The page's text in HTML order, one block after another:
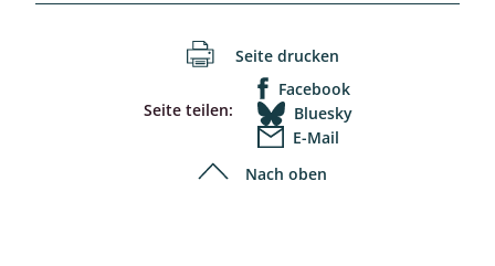
Seite drucken
Seite teilen:
Facebook
Bluesky
E-Mail
Nach oben